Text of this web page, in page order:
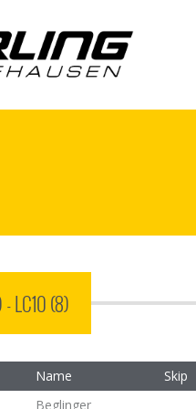
- LC10 (8)
Name
Skip
Beglinger